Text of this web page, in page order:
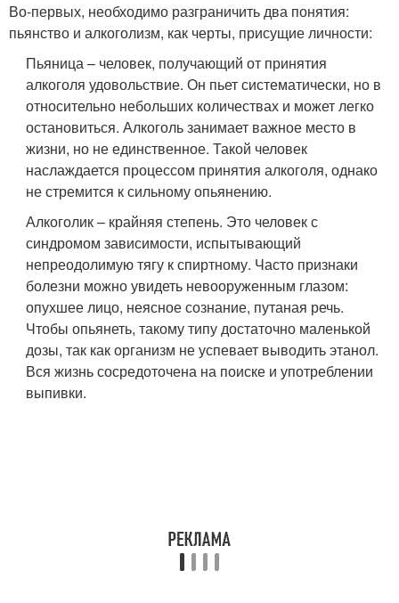
Во-первых, необходимо разграничить два понятия:
пьянство и алкоголизм, как черты, присущие личности:
Пьяница – человек, получающий от принятия
алкоголя удовольствие. Он пьет систематически, но в
относительно небольших количествах и может легко
остановиться. Алкоголь занимает важное место в
жизни, но не единственное. Такой человек
наслаждается процессом принятия алкоголя, однако
не стремится к сильному опьянению.
Алкоголик – крайняя степень. Это человек с
синдромом зависимости, испытывающий
непреодолимую тягу к спиртному. Часто признаки
болезни можно увидеть невооруженным глазом:
опухшее лицо, неясное сознание, путаная речь.
Чтобы опьянеть, такому типу достаточно маленькой
дозы, так как организм не успевает выводить этанол.
Вся жизнь сосредоточена на поиске и употреблении
выпивки.